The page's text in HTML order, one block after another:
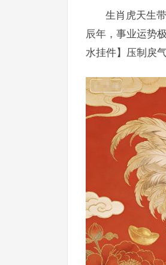
生肖虎天生
辰年，事业运势
水挂件】压制戾